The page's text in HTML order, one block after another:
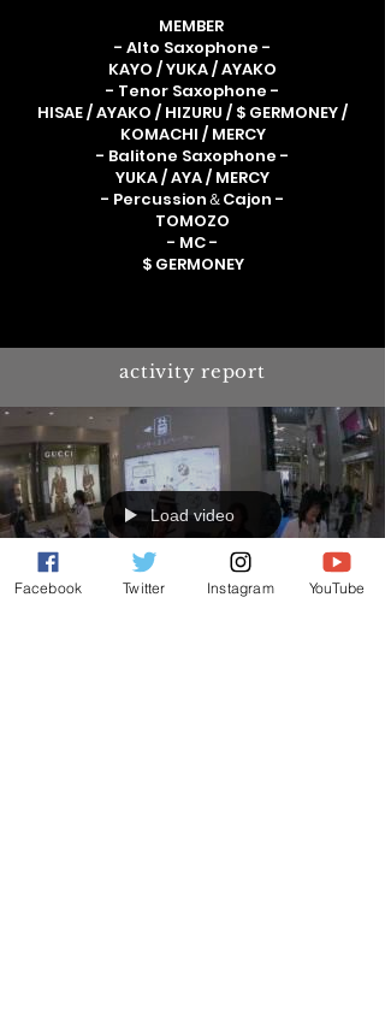
MEMBER
- Alto Saxophone -
KAYO / YUKA / AYAKO
- Tenor Saxophone -
HISAE / AYAKO / HIZURU / $ GERMONEY /
KOMACHI / MERCY
- Balitone Saxophone -
YUKA / AYA / MERCY
- Percussion＆Cajon -
TOMOZO
- MC -
$ GERMONEY
activity report
Load video
Facebook Twitter Instagram YouTube